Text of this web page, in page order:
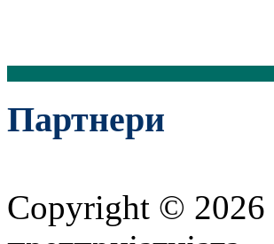
Партнери
Copyright © 2026